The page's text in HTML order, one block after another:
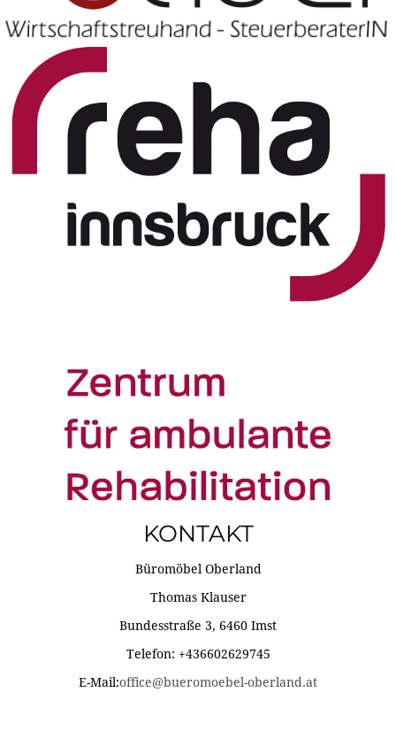
KONTAKT
Büromöbel Oberland
Thomas Klauser
Bundesstraße 3, 6460 Imst
Telefon: +436602629745
E-Mail:office@bueromoebel-oberland.at